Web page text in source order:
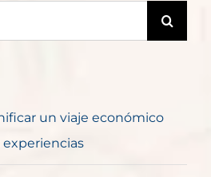
un viaje económico
experiencias